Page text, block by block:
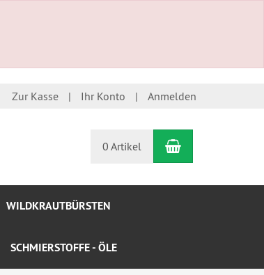
Zur Kasse Ihr Konto Anmelden
0 Artikel Warenkorb
WILDKRAUTBÜRSTEN
SCHMIERSTOFFE - ÖLE